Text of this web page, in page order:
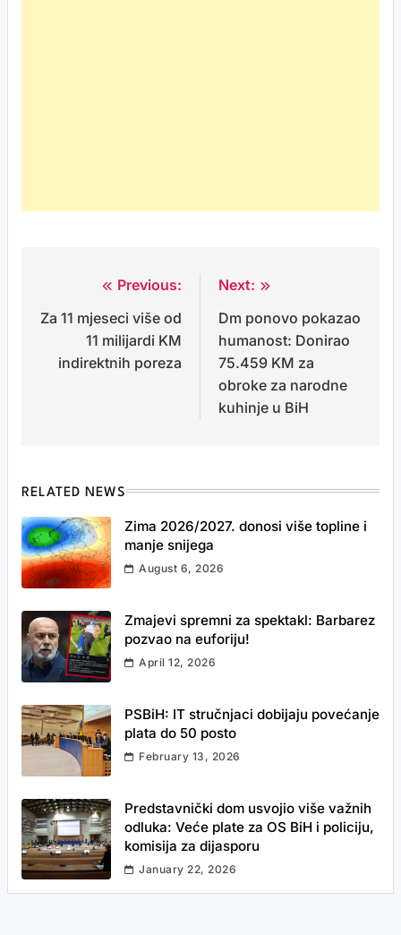
navigation
Previous:
Za 11 mjeseci više od
11 milijardi KM
indirektnih poreza
Next:
Dm ponovo pokazao
humanost: Donirao
75.459 KM za
obroke za narodne
kuhinje u BiH
RELATED NEWS
Zima 2026/2027. donosi više topline i
manje snijega
August 6, 2026
Zmajevi spremni za spektakl: Barbarez
pozvao na euforiju!
April 12, 2026
PSBiH: IT stručnjaci dobijaju povećanje
plata do 50 posto
February 13, 2026
Predstavnički dom usvojio više važnih
odluka: Veće plate za OS BiH i policiju,
komisija za dijasporu
January 22, 2026